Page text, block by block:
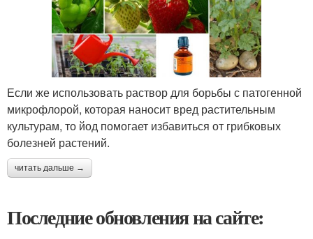
Если же использовать раствор для борьбы с патогенной
микрофлорой, которая наносит вред растительным
культурам, то йод помогает избавиться от грибковых
болезней растений.
читать дальше →
Последние обновления на сайте: